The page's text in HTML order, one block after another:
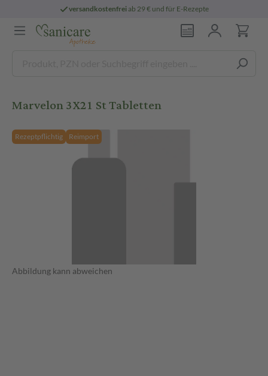
versandkostenfreiab 29 € und für E-Rezepte
Marvelon 3X21 St Tabletten
Rezeptpflichtig Reimport
Abbildung kann abweichen